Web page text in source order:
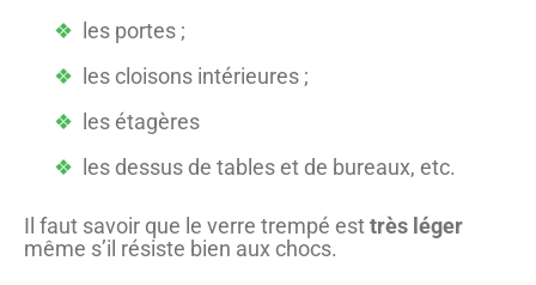
les portes ;
les cloisons intérieures ;
les étagères
les dessus de tables et de bureaux, etc.
Il faut savoir que le verre trempé esttrès léger
même s’il résiste bien aux chocs.